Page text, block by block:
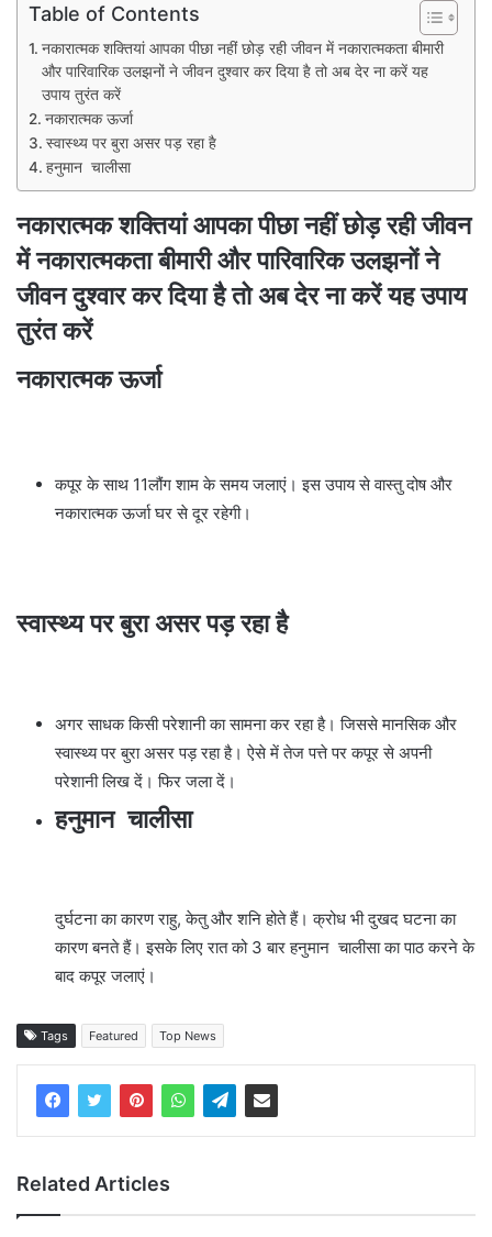
Table of Contents
नकारात्मक शक्तियां आपका पीछा नहीं छोड़ रही जीवन में नकारात्मकता बीमारी
और पारिवारिक उलझनों ने जीवन दुश्वार कर दिया है तो अब देर ना करें यह
उपाय तुरंत करें
नकारात्मक ऊर्जा
स्वास्थ्य पर बुरा असर पड़ रहा है
हनुमान चालीसा
नकारात्मक शक्तियां आपका पीछा नहीं छोड़ रही जीवन
में नकारात्मकता बीमारी और पारिवारिक उलझनों ने
जीवन दुश्वार कर दिया है तो अब देर ना करें यह उपाय
तुरंत करें
नकारात्मक ऊर्जा
कपूर के साथ 11लौंग शाम के समय जलाएं। इस उपाय से वास्तु दोष और
नकारात्मक ऊर्जा घर से दूर रहेगी।
स्वास्थ्य पर बुरा असर पड़ रहा है
अगर साधक किसी परेशानी का सामना कर रहा है। जिससे मानसिक और
स्वास्थ्य पर बुरा असर पड़ रहा है। ऐसे में तेज पत्ते पर कपूर से अपनी
परेशानी लिख दें। फिर जला दें।
हनुमान चालीसा
दुर्घटना का कारण राहु, केतु और शनि होते हैं। क्रोध भी दुखद घटना का
कारण बनते हैं। इसके लिए रात को 3 बार हनुमान चालीसा का पाठ करने के
बाद कपूर जलाएं।
Tags Featured Top News
Related Articles